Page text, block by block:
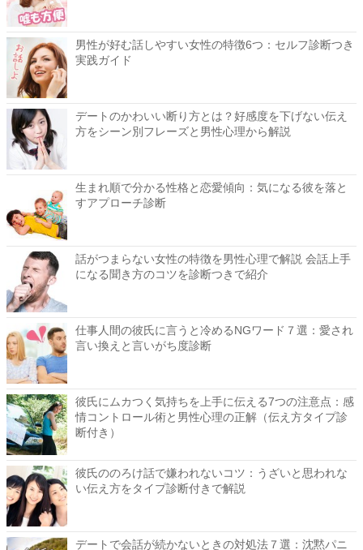
男性が好む話しやすい女性の特徴6つ：セルフ診断つき
実践ガイド
デートのかわいい断り方とは？好感度を下げない伝え
方をシーン別フレーズと男性心理から解説
生まれ順で分かる性格と恋愛傾向：気になる彼を落と
すアプローチ診断
話がつまらない女性の特徴を男性心理で解説 会話上手
になる聞き方のコツを診断つきで紹介
仕事人間の彼氏に言うと冷めるNGワード７選：愛され
言い換えと言いがち度診断
彼氏にムカつく気持ちを上手に伝える7つの注意点：感
情コントロール術と男性心理の正解（伝え方タイプ診
断付き）
彼氏ののろけ話で嫌われないコツ：うざいと思われな
い伝え方をタイプ診断付きで解説
デートで会話が続かないときの対処法７選：沈黙パニ